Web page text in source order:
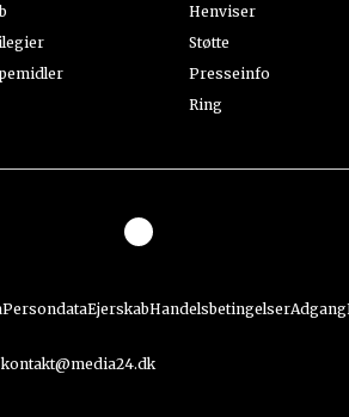
Henviser
Støtte
Presseinfo
Ring
PersondataEjerskabHandelsbetingelserAdgang
kontakt@media24.dk